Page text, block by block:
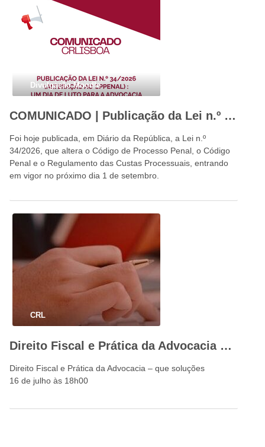
Divulgação Moodle
COMUNICADO | Publicação da Lei n.º 34/2026: um dia de luto para a advocacia portuguesa e para o Estado de Direito
Foi hoje publicada, em Diário da República, a Lei n.º
34/2026, que altera o Código de Processo Penal, o Código
Penal e o Regulamento das Custas Processuais, entrando
em vigor no próximo dia 1 de setembro.
CRL
Direito Fiscal e Prática da Advocacia – que soluções
Direito Fiscal e Prática da Advocacia – que soluções
16 de julho às 18h00